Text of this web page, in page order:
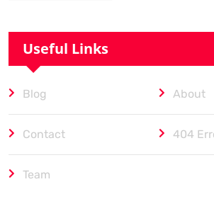
Useful Links
Blog About
Contact 404
Team